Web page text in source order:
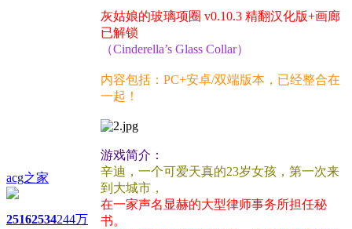
acg之家
25162534244万
灰姑娘的玻璃项圈 v0.10.3 精翻汉化版+画廊
已解锁
（Cinderella’s Glass Collar）
内容包括：PC+安卓/双端版本，已经整合在
一起！
游戏简介：
辛迪，一个可爱天真的23岁女孩，第一次来
到大城市，
在一家声名显赫的大型律师事务所担任秘
书。